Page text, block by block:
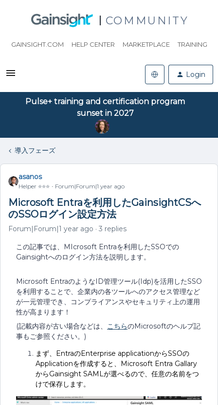
COMMUNITY
GAINSIGHT.COM HELP CENTER MARKETPLACE TRAINING
Login
Pulse+ training and certification program
sunset in 2027
導入フェーズ
asanos
Helper ⭐️⭐️⭐️ Forum|Forum|1 year ago
Microsoft Entraを利用したGainsightCSへ
のSSOログイン設定方法
Forum|Forum|1 year ago 3 replies
この記事では、MIcrosoft Entraを利用したSSOでの
Gainsightへのログイン方法を説明します。
Microsoft EntraのようなID管理ツール(Idp)を活用したSSO
を利用することで、企業内の各ツールへのアクセス管理など
が一元管理でき、コンプライアンスやセキュリティ上の運用
性が高まります！
(記載内容が古い場合などは、 こちらのMicrosoftのヘルプ記
事もご参照ください。)
まず、EntraのEnterprise applicationからSSOの
Applicationを作成すると、Microsoft Entra Gallary
からGainsight SAMLが選べるので、任意の名前をつ
けで保存します。